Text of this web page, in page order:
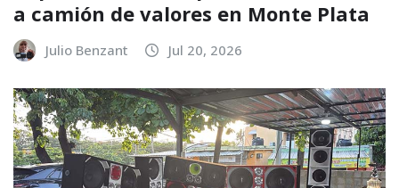
a camión de valores en Monte Plata
Julio Benzant Jul 20, 2026